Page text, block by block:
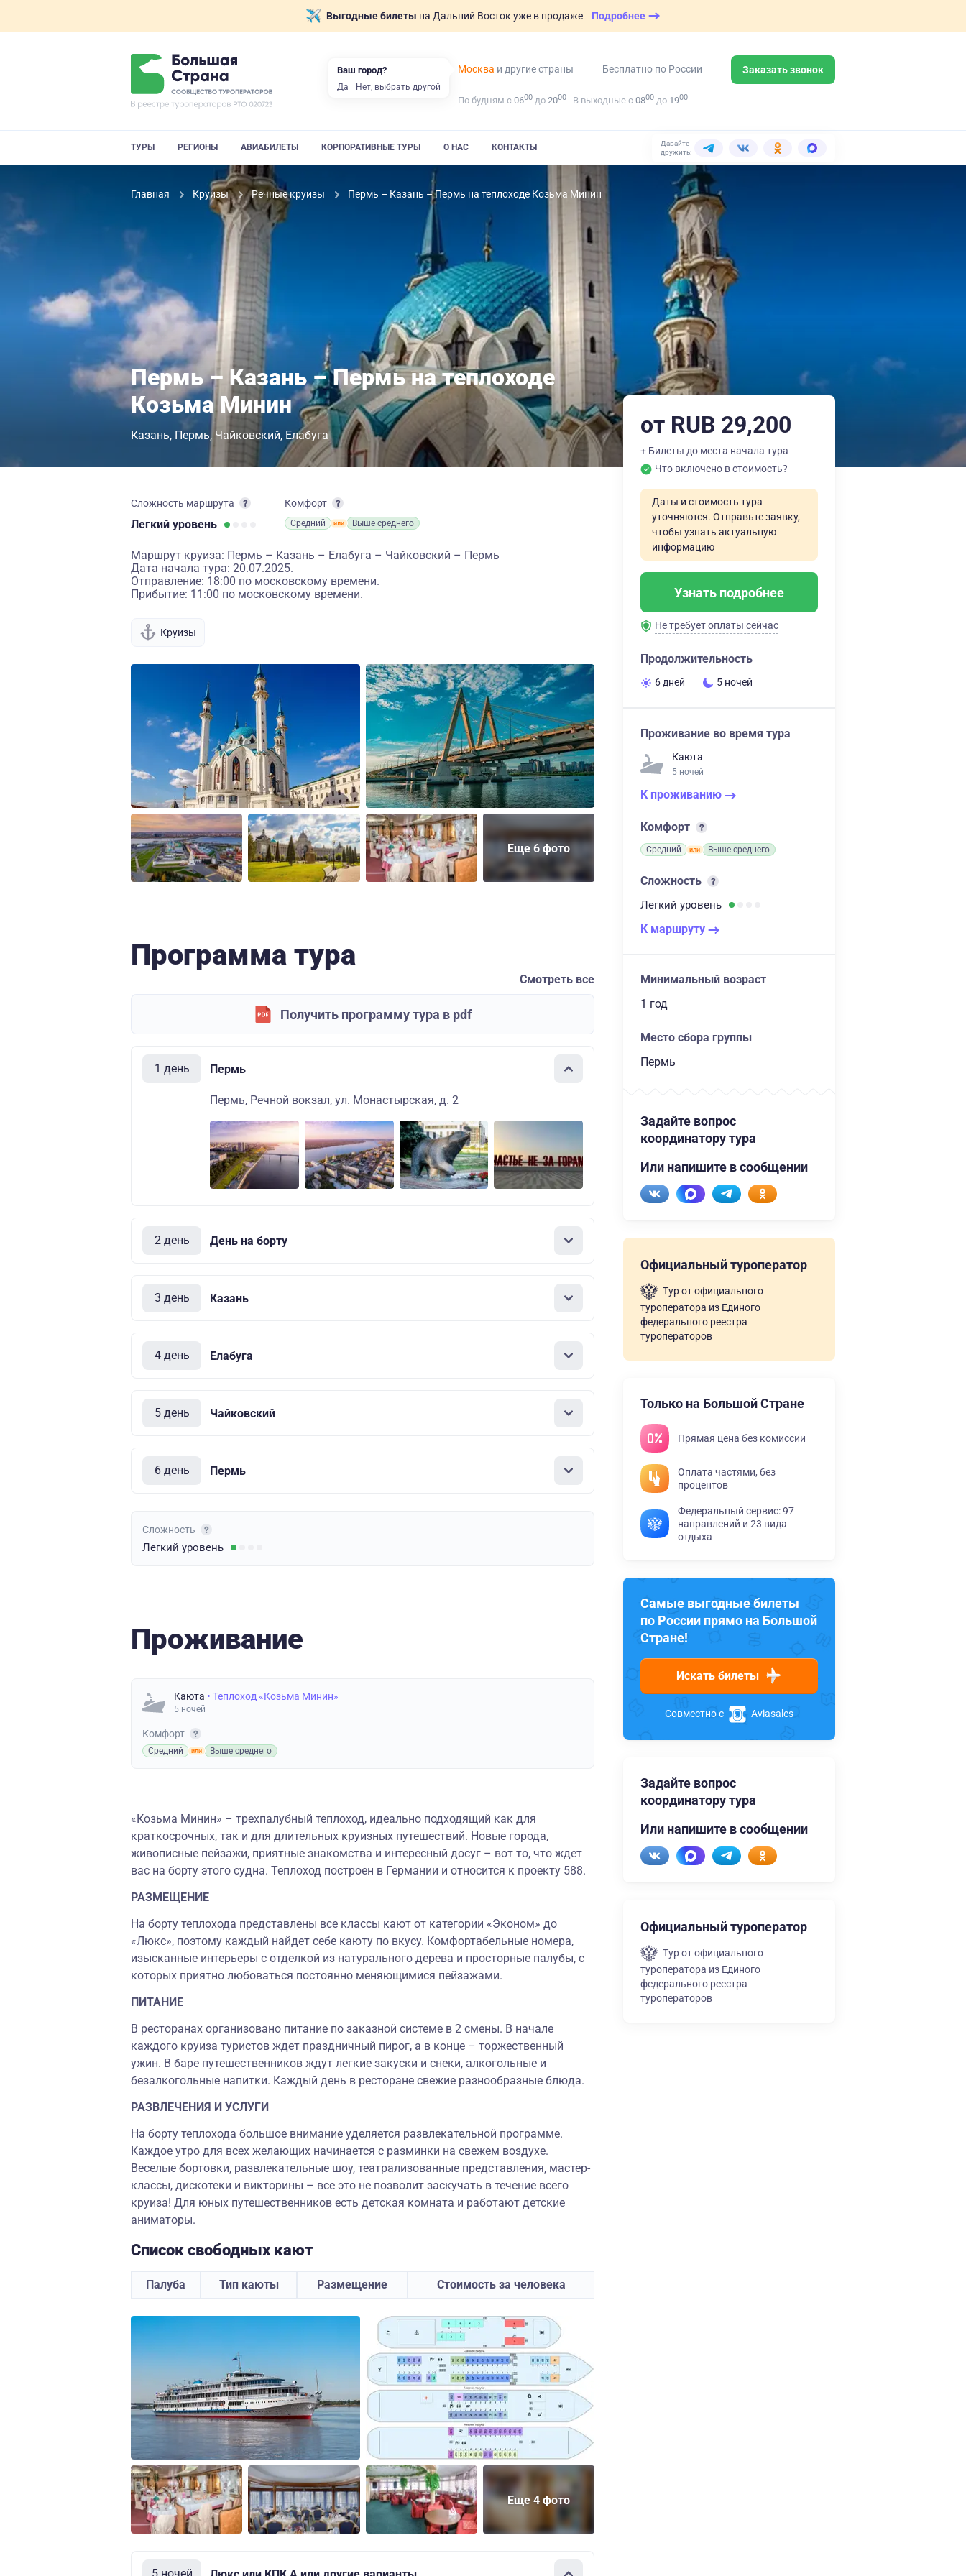
Выгодные билеты на Дальний Восток уже в продаже Подробнее
Москва и другие страны Бесплатно по России Заказать звонок
По будням с 0600 до 2000 В выходные с 0800 до 1900
ТУРЫ РЕГИОНЫ АВИАБИЛЕТЫ КОРПОРАТИВНЫЕ ТУРЫ О НАС КОНТАКТЫ
Давайте
дружить:
Главная Круизы Речные круизы Пермь – Казань – Пермь на теплоходе Козьма Минин
Пермь – Казань – Пермь на теплоходе
Козьма Минин
Казань Пермь Чайковский Елабуга
Сложность маршрута
Легкий уровень
Комфорт
Средний Выше среднего
Маршрут круиза: Пермь – Казань – Елабуга – Чайковский – Пермь
Дата начала тура: 20.07.2025.
Отправление: 18:00 по московскому времени.
Прибытие: 11:00 по московскому времени.
Круизы
Еще 6 фото
Программа тура
Смотреть все
Получить программу тура в pdf
1 день Пермь
Пермь, Речной вокзал, ул. Монастырская, д. 2
2 день День на борту
3 день Казань
4 день Елабуга
5 день Чайковский
6 день Пермь
Сложность
Легкий уровень
Проживание
Каюта • Теплоход «Козьма Минин»
5 ночей
Комфорт
Средний Выше среднего
«Козьма Минин» – трехпалубный теплоход, идеально подходящий как для
краткосрочных, так и для длительных круизных путешествий. Новые города,
живописные пейзажи, приятные знакомства и интересный досуг – вот то, что ждет
вас на борту этого судна. Теплоход построен в Германии и относится к проекту 588.
РАЗМЕЩЕНИЕ
На борту теплохода представлены все классы кают от категории «Эконом» до
«Люкс», поэтому каждый найдет себе каюту по вкусу. Комфортабельные номера,
изысканные интерьеры с отделкой из натурального дерева и просторные палубы, с
которых приятно любоваться постоянно меняющимися пейзажами.
ПИТАНИЕ
В ресторанах организовано питание по заказной системе в 2 смены. В начале
каждого круиза туристов ждет праздничный пирог, а в конце – торжественный
ужин. В баре путешественников ждут легкие закуски и снеки, алкогольные и
безалкогольные напитки. Каждый день в ресторане свежие разнообразные блюда.
РАЗВЛЕЧЕНИЯ И УСЛУГИ
На борту теплохода большое внимание уделяется развлекательной программе.
Каждое утро для всех желающих начинается с разминки на свежем воздухе.
Веселые бортовки, развлекательные шоу, театрализованные представления, мастер-
классы, дискотеки и викторины – все это не позволит заскучать в течение всего
круиза! Для юных путешественников есть детская комната и работают детские
аниматоры.
Список свободных кают
Палуба Тип каюты Размещение Стоимость за человека
Еще 4 фото
от RUB 29,200
+ Билеты до места начала тура
Что включено в стоимость?
Даты и стоимость тура
уточняются. Отправьте заявку,
чтобы узнать актуальную
информацию
Узнать подробнее
Не требует оплаты сейчас
Продолжительность
6 дней 5 ночей
Проживание во время тура
Каюта
5 ночей
К проживанию
Комфорт
Средний Выше среднего
Сложность
Легкий уровень
К маршруту
Минимальный возраст
1 год
Место сбора группы
Пермь
Задайте вопрос
координатору тура
Или напишите в сообщении
Официальный туроператор
Тур от официального
туроператора из Единого
федерального реестра
туроператоров
Только на Большой Стране
Прямая цена без комиссии
Оплата частями, без
процентов
Федеральный сервис: 97
направлений и 23 вида
отдыха
Самые выгодные билеты
по России прямо на Большой
Стране!
Искать билеты
Совместно с Aviasales
Задайте вопрос
координатору тура
Или напишите в сообщении
Официальный туроператор
Тур от официального
туроператора из Единого
федерального реестра
туроператоров
Ваш город?
Да Нет, выбрать другой